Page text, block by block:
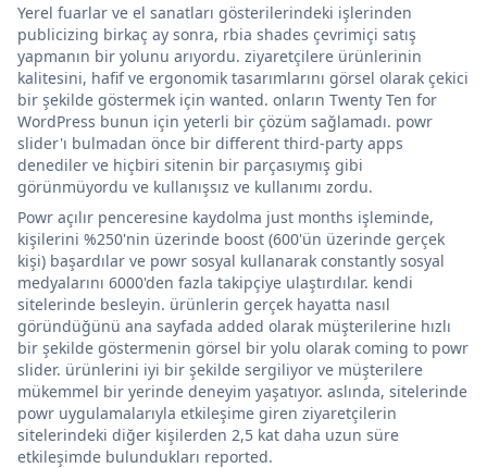
Yerel fuarlar ve el sanatları gösterilerindeki işlerinden
publicizing birkaç ay sonra, rbia shades çevrimiçi satış
yapmanın bir yolunu arıyordu. ziyaretçilere ürünlerinin
kalitesini, hafif ve ergonomik tasarımlarını görsel olarak çekici
bir şekilde göstermek için wanted. onların Twenty Ten for
WordPress bunun için yeterli bir çözüm sağlamadı. powr
slider'ı bulmadan önce bir different third-party apps
denediler ve hiçbiri sitenin bir parçasıymış gibi
görünmüyordu ve kullanışsız ve kullanımı zordu.
Powr açılır penceresine kaydolma just months işleminde,
kişilerini %250'nin üzerinde boost (600'ün üzerinde gerçek
kişi) başardılar ve powr sosyal kullanarak constantly sosyal
medyalarını 6000'den fazla takipçiye ulaştırdılar. kendi
sitelerinde besleyin. ürünlerin gerçek hayatta nasıl
göründüğünü ana sayfada added olarak müşterilerine hızlı
bir şekilde göstermenin görsel bir yolu olarak coming to powr
slider. ürünlerini iyi bir şekilde sergiliyor ve müşterilere
mükemmel bir yerinde deneyim yaşatıyor. aslında, sitelerinde
powr uygulamalarıyla etkileşime giren ziyaretçilerin
sitelerindeki diğer kişilerden 2,5 kat daha uzun süre
etkileşimde bulundukları reported.